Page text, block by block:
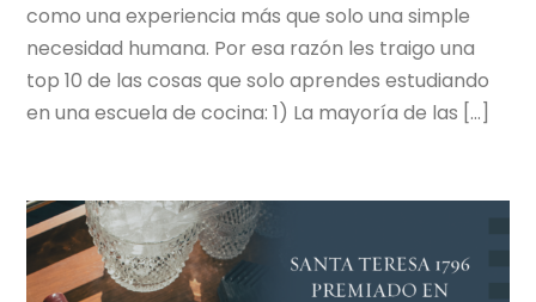
como una experiencia más que solo una simple
necesidad humana. Por esa razón les traigo una
top 10 de las cosas que solo aprendes estudiando
en una escuela de cocina: 1) La mayoría de las […]